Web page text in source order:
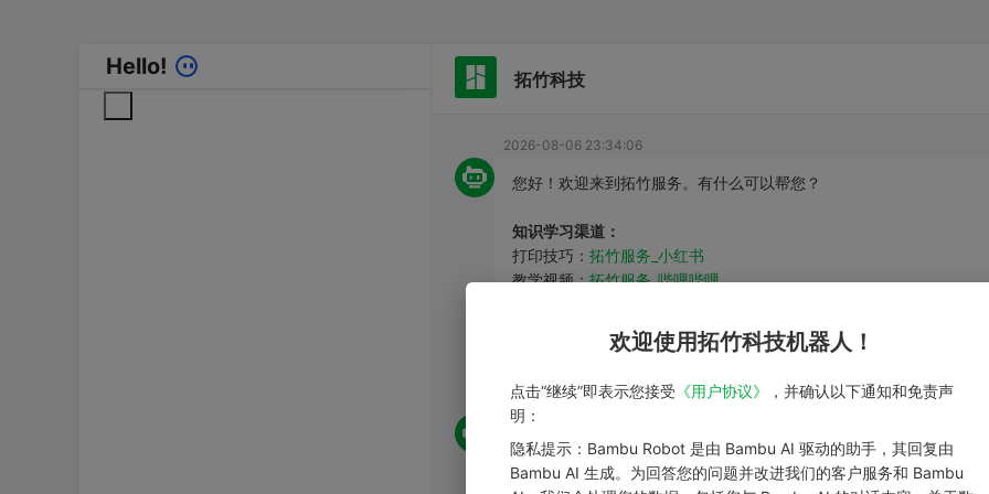
欢迎使用拓竹科技机器人！
点击“继续”即表示您接受 《用户协议》
，并确认以下通知和免责声
明：
隐私提示：Bambu Robot 是由 Bambu AI 驱动的助手，其回复由
Bambu AI 生成。为回答您的问题并改进我们的客户服务和 Bambu
Hello! 拓竹科技
2026-08-06 23:34:06
您好！欢迎来到拓竹服务。有什么可以帮您？
知识学习渠道：
打印技巧： 拓竹服务_小红书
教学视频：拓竹服务_哔哩哔哩
拓竹维基百科
2026-08-06 23:34:06
请选择您需要咨询的类别
‹ 热门问题 ✨A2L ✨X2D ✨H2C ✨P2S